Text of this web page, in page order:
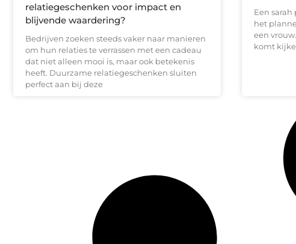
relatiegeschenken voor impact en
blijvende waardering?
Bedrijven zoeken steeds vaker naar manieren
om hun relaties te verrassen met een cadeau
dat niet alleen mooi is, maar ook betekenis
heeft. Duurzame relatiegeschenken sluiten
perfect aan bij deze
Een
het
een
komt